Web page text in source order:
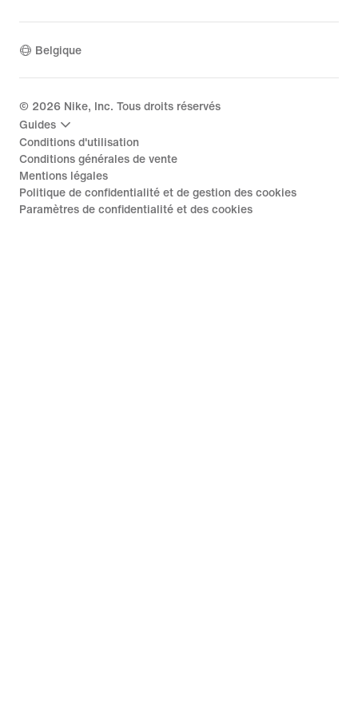
Belgique
© 2026 Nike, Inc. Tous droits réservés
Guides
Conditions d'utilisation
Conditions générales de vente
Mentions légales
Politique de confidentialité et de gestion des cookies
Paramètres de confidentialité et des cookies